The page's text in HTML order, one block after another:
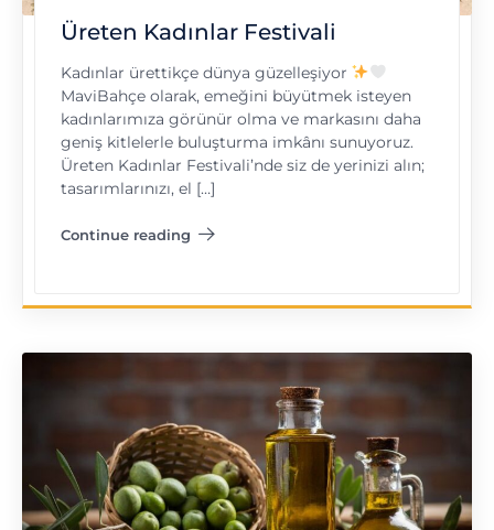
Üreten Kadınlar Festivali
Kadınlar ürettikçe dünya güzelleşiyor
MaviBahçe olarak, emeğini büyütmek isteyen
kadınlarımıza görünür olma ve markasını daha
geniş kitlelerle buluşturma imkânı sunuyoruz.
Üreten Kadınlar Festivali’nde siz de yerinizi alın;
tasarımlarınızı, el […]
Continue reading
"Üreten Kadınlar Festivali"